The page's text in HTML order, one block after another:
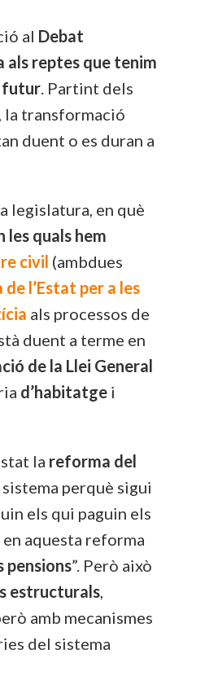
al Debat
als reptes que tenim
futur. Partint dels
la transformació
duent o es duran a
legislatura, en què
quals hem
civil (ambdues
l’Estat per a les
als processos de
duent a terme en
de la Llei General
d’habitatge i
la reforma del
perquè sigui
els qui paguin els
aquesta reforma
pensions”. Però això
estructurals,
amb mecanismes
del sistema